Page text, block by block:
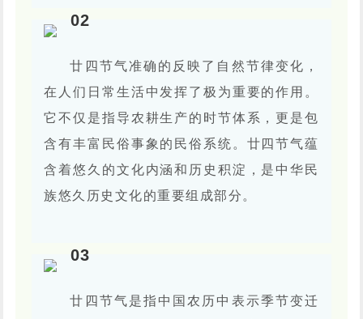
02
廿四节气准确的反映了自然节律变化，
在人们日常生活中发挥了极为重要的作用。
它不仅是指导农耕生产的时节体系，更是包
含有丰富民俗事象的民俗系统。廿四节气蕴
含着悠久的文化内涵和历史积淀，是中华民
族悠久历史文化的重要组成部分。
03
廿四节气是指中国农历中表示季节变迁